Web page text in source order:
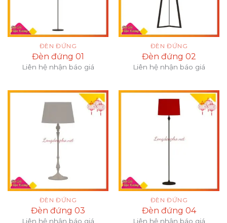
ĐÈN ĐỨNG
Đèn đứng 01
Liên hệ nhận báo giá
ĐÈN ĐỨNG
Đèn đứng 02
Liên hệ nhận báo giá
ĐÈN ĐỨNG
Đèn đứng 03
Liên hệ nhận báo giá
ĐÈN ĐỨNG
Đèn đứng 04
Liên hệ nhận báo giá